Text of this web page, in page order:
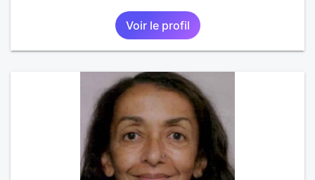
Voir le profil